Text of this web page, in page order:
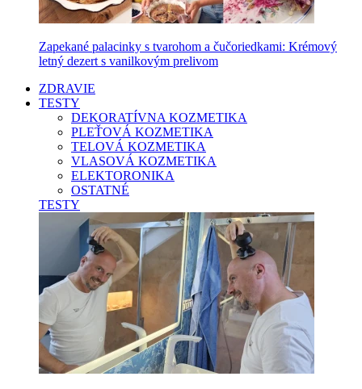
Zapekané palacinky s tvarohom a čučoriedkami: Krémový
letný dezert s vanilkovým prelivom
ZDRAVIE
TESTY
DEKORATÍVNA KOZMETIKA
PLEŤOVÁ KOZMETIKA
TELOVÁ KOZMETIKA
VLASOVÁ KOZMETIKA
ELEKTORONIKA
OSTATNÉ
TESTY